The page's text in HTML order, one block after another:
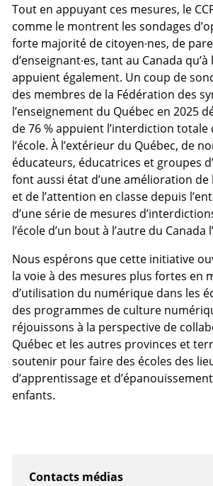
Tout en appuyant ces mesures, le
comme le montrent les sondages
forte majorité de citoyen·nes, de
d’enseignant·es, tant au Canada qu’à
appuient également. Un coup de
des membres de la Fédération des
l’enseignement du Québec en 2025
de 76 % appuient l’interdiction totale
l’école. À l’extérieur du Québec, de
éducateurs, éducatrices et groupes
font aussi état d’une amélioration de
et de l’attention en classe depuis
d’une série de mesures
l’école d’un bout à l’autre du Canada
Nous espérons que cette initiative
la voie à des mesures plus fortes en
d’utilisation du numérique dans les
des programmes de culture
réjouissons à la perspective de
Québec et les autres provinces et
soutenir pour faire des écoles des
d’apprentissage et
enfants.
Contacts médias